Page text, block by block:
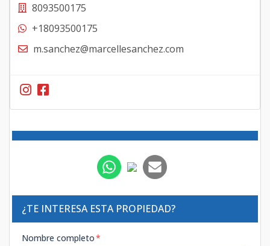
8093500175
+18093500175
m.sanchez@marcellesanchez.com
¿TE INTERESA ESTA PROPIEDAD?
Nombre completo*